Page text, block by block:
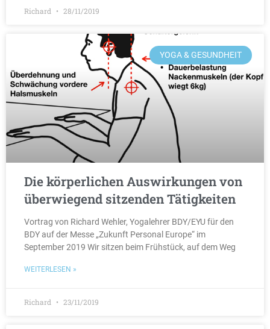
Richard 28/11/2019
YOGA & GESUNDHEIT
Die körperlichen Auswirkungen von
überwiegend sitzenden Tätigkeiten
Vortrag von Richard Wehler, Yogalehrer BDY/EYU für den
BDY auf der Messe „Zukunft Personal Europe“ im
September 2019 Wir sitzen beim Frühstück, auf dem Weg
WEITERLESEN »
Richard 23/11/2019